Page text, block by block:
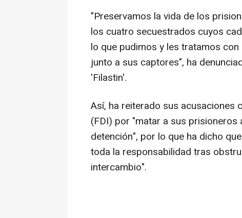
"Preservamos la vida de los
los cuatro secuestrados cuyos
lo que pudimos y les tratamos
junto a sus captores", ha
'Filastin'.
Así, ha reiterado sus acusaciones
(FDI) por "matar a sus
detención", por lo que ha dicho
toda la responsabilidad tras
intercambio".